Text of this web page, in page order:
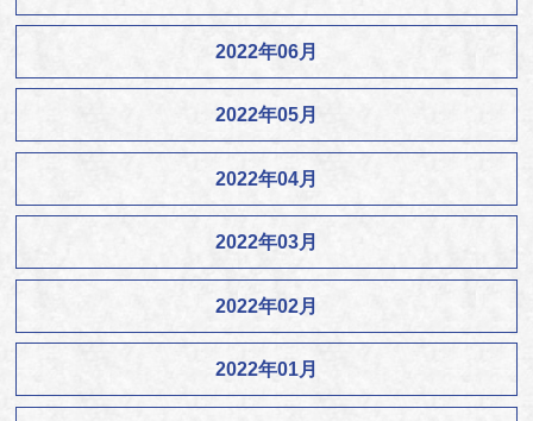
2022年06月
2022年05月
2022年04月
2022年03月
2022年02月
2022年01月